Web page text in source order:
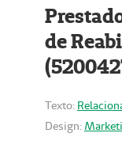
de
Texto:
Design: